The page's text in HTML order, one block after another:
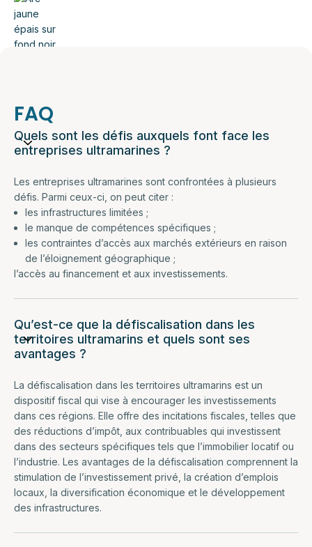
FAQ
Quels sont les défis auxquels font face les
entreprises ultramarines ?
Les entreprises ultramarines sont confrontées à plusieurs
défis. Parmi ceux-ci, on peut citer :
les infrastructures limitées ;
le manque de compétences spécifiques ;
les contraintes d’accès aux marchés extérieurs en raison
de l’éloignement géographique ;
l’accès au financement et aux investissements.
Qu’est-ce que la défiscalisation dans les
territoires ultramarins et quels sont ses
avantages ?
La défiscalisation dans les territoires ultramarins est un
dispositif fiscal qui vise à encourager les investissements
dans ces régions. Elle offre des incitations fiscales, telles que
des réductions d’impôt, aux contribuables qui investissent
dans des secteurs spécifiques tels que l’immobilier locatif ou
l’industrie. Les avantages de la défiscalisation comprennent la
stimulation de l’investissement privé, la création d’emplois
locaux, la diversification économique et le développement
des infrastructures.